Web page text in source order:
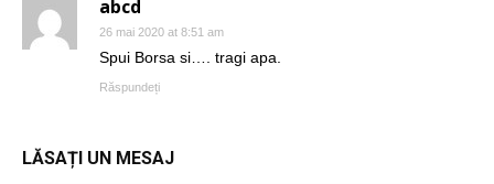
abcd
26 mai 2020 at 8:51 am
Spui Borsa si…. tragi apa.
Răspundeți
LĂSAȚI UN MESAJ